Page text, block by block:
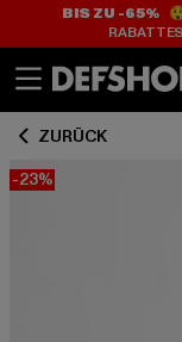
BIS ZU -65%
ZURÜCK
-23%